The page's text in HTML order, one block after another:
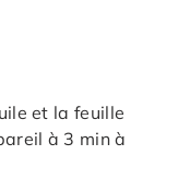
et la feuille
à 3 min à